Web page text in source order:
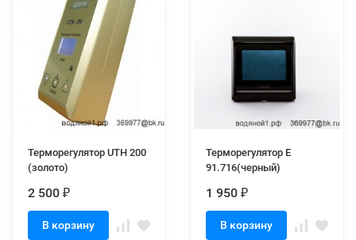
Терморегулятор UTH 200
(золото)
2 500 ₽
В корзину
Терморегулятор E
91.716(черный)
1 950 ₽
В корзину